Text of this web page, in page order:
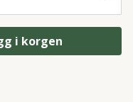
i korgen